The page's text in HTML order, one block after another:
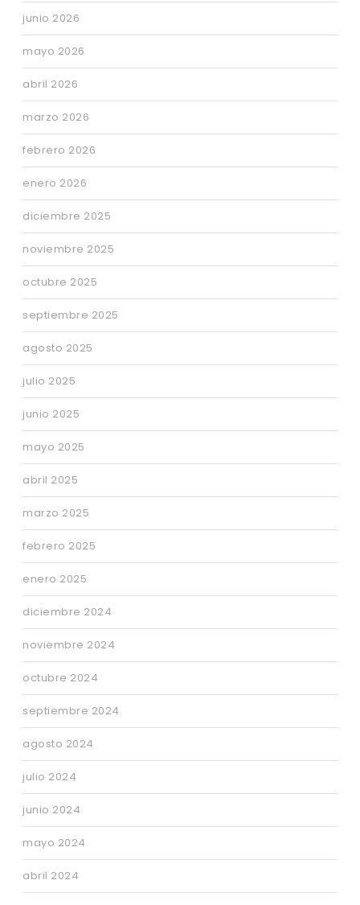
junio 2026
mayo 2026
abril 2026
marzo 2026
febrero 2026
enero 2026
diciembre 2025
noviembre 2025
octubre 2025
septiembre 2025
agosto 2025
julio 2025
junio 2025
mayo 2025
abril 2025
marzo 2025
febrero 2025
enero 2025
diciembre 2024
noviembre 2024
octubre 2024
septiembre 2024
agosto 2024
julio 2024
junio 2024
mayo 2024
abril 2024